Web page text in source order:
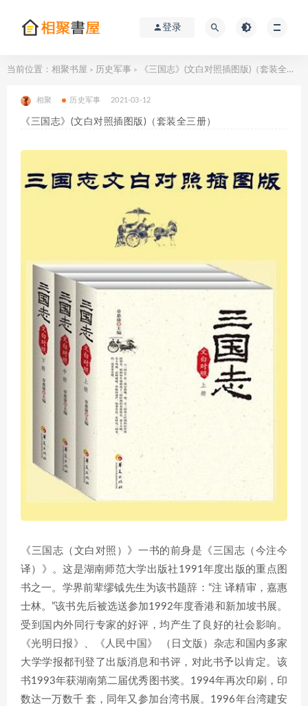
登录
当前位置： 相聚书屋 > 历史军事 > 《三国志》(文白对照插图版)（套装全三册）
相聚 历史军事 2021-03-12
《三国志》(文白对照插图版)（套装全三册）
《三国志（文白对照）》一书的前身是《三国志（今注今
译）》。这是湖南师范大学出版社1991年度出版的重点图
书之一。学界前辈缪钺先生为该书题辞：“注 译精审，嘉惠
士林。”该书先后被选送参加1992年度香港和新加坡书展。
受到国内外同行专家的好评，均产生了良好的社会影响。
《光明日报》、《人民中国》 （日文版）杂志和国内多家
大学学报都刊登了出版消息和书评，对此书予以肯定。该
书1993年获湖南第二届优秀图书奖。1994年再次印刷，印
数达一万数千 套，同年又参加台湾书展。1996年台湾建安